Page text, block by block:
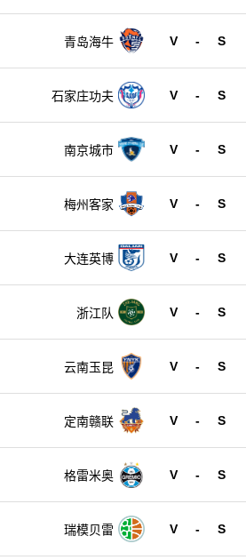
青岛海牛 V - S
石家庄功夫 V - S
南京城市 V - S
梅州客家 V - S
大连英博 V - S
浙江队 V - S
云南玉昆 V - S
定南赣联 V - S
格雷米奥 V - S
瑞模贝雷 V - S